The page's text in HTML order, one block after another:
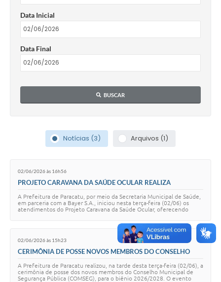
Data Inicial
Data Final
BUSCAR
Notícias (3) Arquivos (1)
02/06/2026 às 16h56
PROJETO CARAVANA DA SAÚDE OCULAR REALIZA
A Prefeitura de Paracatu, por meio da Secretaria Municipal de Saúde,
em parceria com a Bayer S.A., iniciou nesta terça-feira (02/06) os
atendimentos do Projeto Caravana da Saúde Ocular, oferecendo
02/06/2026 às 15h23
CERIMÔNIA DE POSSE NOVOS MEMBROS DO CONSELHO
A Prefeitura de Paracatu realizou, na tarde desta terça-feira (02/06), a
cerimônia de posse dos novos membros do Conselho Municipal de
Segurança Pública (COMSEG), para o biênio 2026/2028. O evento